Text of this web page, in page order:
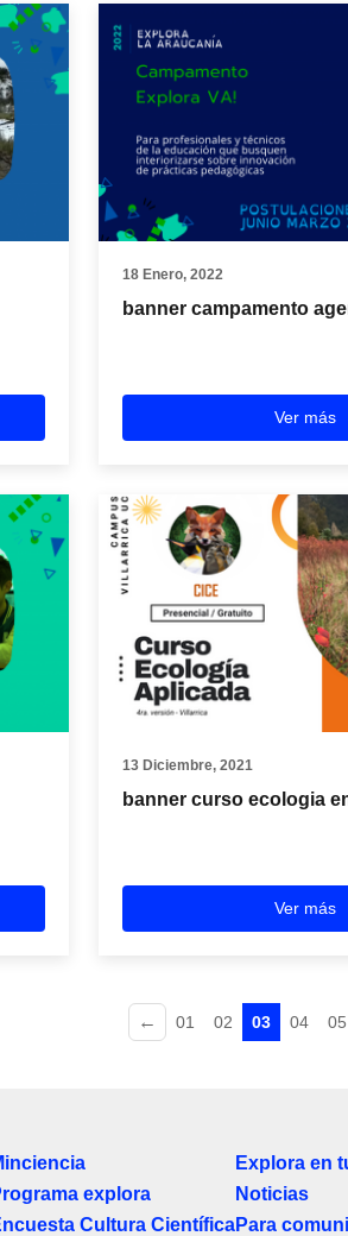
18 Enero, 2022
banner campamento
Ver más
13 Diciembre, 2021
banner curso ecologia
Ver más
← 01 02 03 04 05
explora
Cultura Científica
Explora en
Noticias
Para